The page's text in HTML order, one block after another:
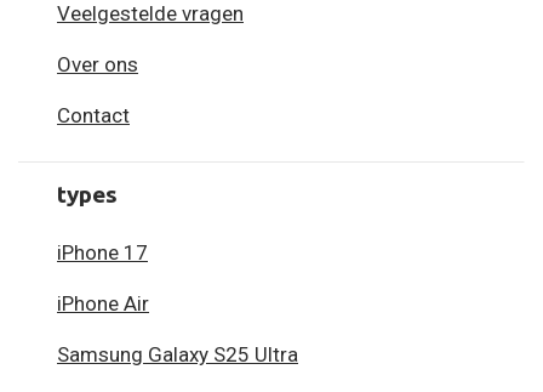
Veelgestelde vragen
Over ons
Contact
types
iPhone 17
iPhone Air
Samsung Galaxy S25 Ultra